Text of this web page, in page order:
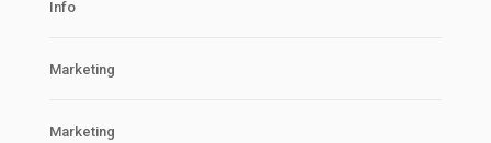
Info
Marketing
Marketing